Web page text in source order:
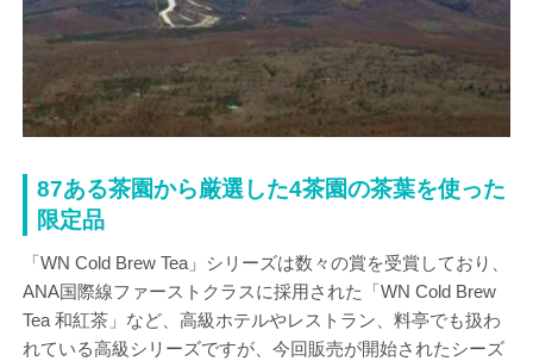
87ある茶園から厳選した4茶園の茶葉を使った
限定品
「WN Cold Brew Tea」シリーズは数々の賞を受賞しており、
ANA国際線ファーストクラスに採用された「WN Cold Brew
Tea 和紅茶」など、高級ホテルやレストラン、料亭でも扱わ
れている高級シリーズですが、今回販売が開始されたシーズ